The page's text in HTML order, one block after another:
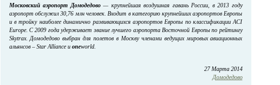
Московский аэропорт Домодедово— крупнейшая воздушная гавань России, в 2013 году
аэропорт обслужил 30,76 млн человек. Входит в категорию крупнейших аэропортов Европы
и в тройку наиболее динамично развивающихся аэропортов Европы по классификации ACI
Europe. С 2009 года удерживает звание лучшего аэропорта Восточной Европы по рейтингу
Skytrax. Домодедово выбран для полетов в Москву членами ведущих мировых авиационных
альянсов – Star Alliance иoneworld.
27 Марта 2014
Домодедово